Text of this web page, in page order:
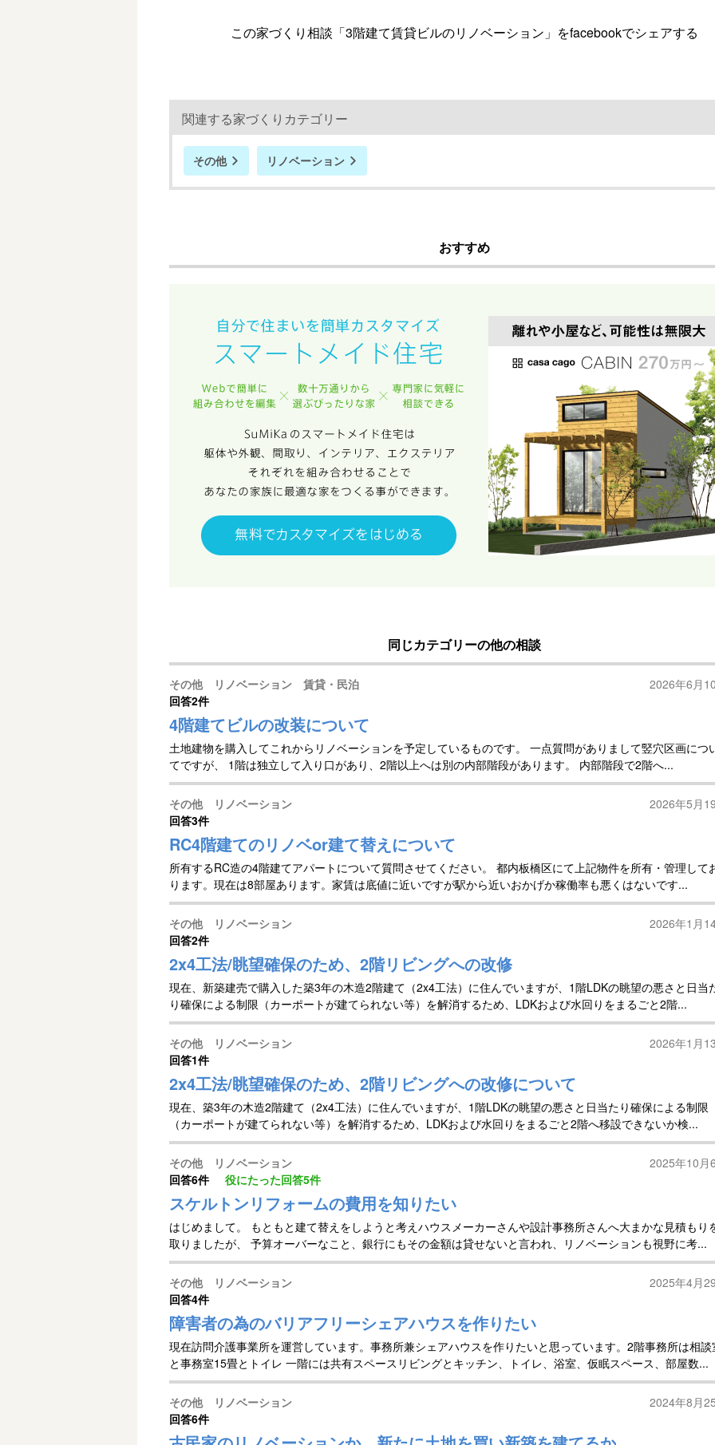
この家づくり相談「3階建て賃貸ビルのリノベーション」をfacebookでシェアする
関連する家づくりカテゴリー
その他 リノベーション
おすすめ
同じカテゴリーの他の相談
その他 リノベーション 賃貸・民泊
回答2件
2026年6月
4階建てビルの改装について
土地建物を購入してこれからリノベーションを予定しているものです。 一点質問がありまして竪穴区画につ
てですが、 1階は独立して入り口があり、2階以上へは別の内部階段があります。 内部階段で2階へ...
その他 リノベーション
回答3件
2026年5月
RC4階建てのリノベor建て替えについて
所有するRC造の4階建てアパートについて質問させてください。 都内板橋区にて上記物件を所有・管理して
ります。現在は8部屋あります。家賃は底値に近いですが駅から近いおかげか稼働率も悪くはないです...
その他 リノベーション
回答2件
2026年1月
2x4工法/眺望確保のため、2階リビングへの改修
現在、新築建売で購入した築3年の木造2階建て（2x4工法）に住んでいますが、1階LDKの眺望の悪さと日当
り確保による制限（カーポートが建てられない等）を解消するため、LDKおよび水回りをまるごと2階...
その他 リノベーション
回答1件
2026年1月
2x4工法/眺望確保のため、2階リビングへの改修について
現在、築3年の木造2階建て（2x4工法）に住んでいますが、1階LDKの眺望の悪さと日当たり確保による制限
（カーポートが建てられない等）を解消するため、LDKおよび水回りをまるごと2階へ移設できないか検...
その他 リノベーション
回答6件 役にたった回答5件
2025年10月
スケルトンリフォームの費用を知りたい
はじめまして。 もともと建て替えをしようと考えハウスメーカーさんや設計事務所さんへ大まかな見積もり
取りましたが、 予算オーバーなこと、銀行にもその金額は貸せないと言われ、リノベーションも視野に考...
その他 リノベーション
回答4件
2025年4月
障害者の為のバリアフリーシェアハウスを作りたい
現在訪問介護事業所を運営しています。事務所兼シェアハウスを作りたいと思っています。2階事務所は相談
と事務室15畳とトイレ 一階には共有スペースリビングとキッチン、トイレ、浴室、仮眠スペース、部屋数...
その他 リノベーション
回答6件
2024年8月